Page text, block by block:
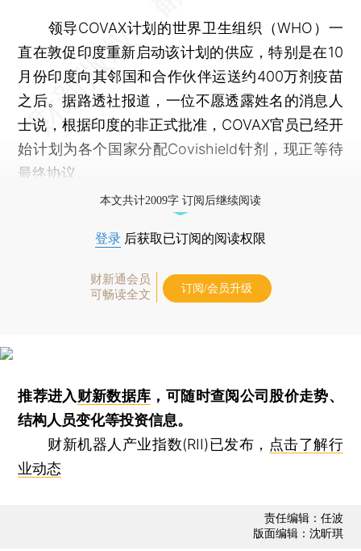
领导COVAX计划的世界卫生组织（WHO）一
直在敦促印度重新启动该计划的供应，特别是在10
月份印度向其邻国和合作伙伴运送约400万剂疫苗
之后。据路透社报道，一位不愿透露姓名的消息人
士说，根据印度的非正式批准，COVAX官员已经开
始计划为各个国家分配Covishield针剂，现正等待
最终协议。
本文共计2009字 订阅后继续阅读
登录 后获取已订阅的阅读权限
财新通会员
可畅读全文
订阅/会员升级
推荐进入财新数据库 ，可随时查阅公司股价走势、
结构人员变化等投资信息。
财新机器人产业指数(RII)已发布， 点击了解行
业动态
责任编辑：任波
版面编辑：沈昕琪